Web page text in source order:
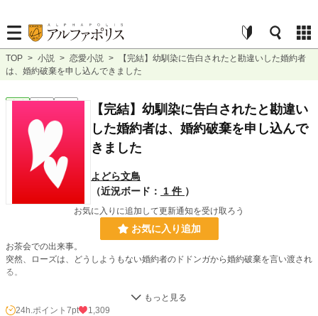
TOP > 小説 > 恋愛小説 >
【完結】幼馴染に告白されたと勘違いした婚約者
は、婚約破棄を申し込んできました
恋愛 完結 短編
【完結】幼馴染に告白されたと勘違い
した婚約者は、婚約破棄を申し込んで
きました
よどら文鳥
（近況ボード：
1 件 ）
お気に入りに追加して更新通知を受け取ろう
お気に入り追加
お茶会での出来事。
突然、ローズは、どうしようもない婚約者のドドンガから婚約破棄を言い渡され
る。
「俺の幼馴染であるマラリアに、『一緒にいれたら幸せだね』って、さっき言わ
れたんだ。俺は告白された。小さい頃から好きだった相手に言われたら居ても立
24h.ポイント 7pt
1,309